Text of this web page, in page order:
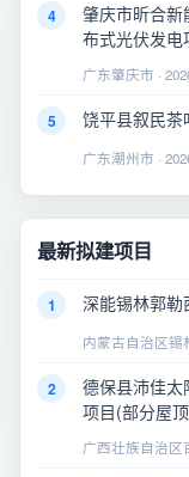
4
肇庆市昕合
布式光伏发电
广东肇庆市 ·
5 饶平县叙民茶
广东潮州市 ·
最新拟建项目
1 深能锡林郭勒
内蒙古自治区锡
2
德保县沛佳
项目(部分屋
广西壮族自治区